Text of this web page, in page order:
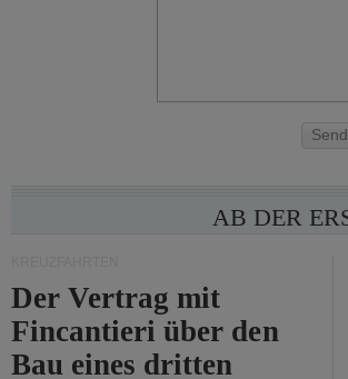
AB DER
Der Vertrag mit
Fincantieri über den
Bau eines dritten